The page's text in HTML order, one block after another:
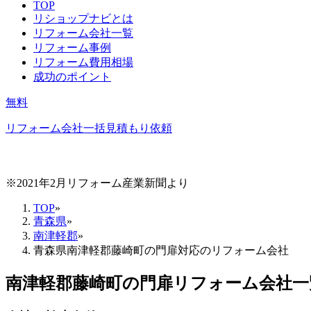
TOP
リショップナビとは
リフォーム会社一覧
リフォーム事例
リフォーム費用相場
成功のポイント
無料
リフォーム会社一括見積もり依頼
※2021年2月リフォーム産業新聞より
TOP»
青森県»
南津軽郡»
青森県南津軽郡藤崎町の門扉対応のリフォーム会社
南津軽郡藤崎町の門扉リフォーム会社